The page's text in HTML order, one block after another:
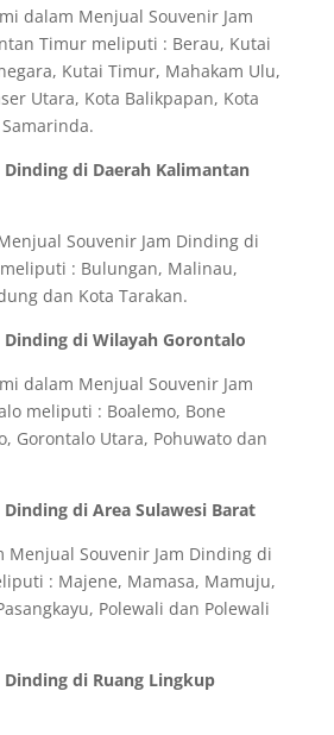
dalam Menjual Souvenir Jam
Timur meliputi : Berau, Kutai
Kutai Timur, Mahakam Ulu,
Utara, Kota Balikpapan, Kota
Dinding di Daerah Kalimantan
Souvenir Jam Dinding di
: Bulungan, Malinau,
dan Kota Tarakan.
Dinding di Wilayah Gorontalo
dalam Menjual Souvenir Jam
meliputi : Boalemo, Bone
Gorontalo Utara, Pohuwato dan
Dinding di Area Sulawesi Barat
Menjual Souvenir Jam Dinding di
: Majene, Mamasa, Mamuju,
Polewali dan Polewali
Dinding di Ruang Lingkup